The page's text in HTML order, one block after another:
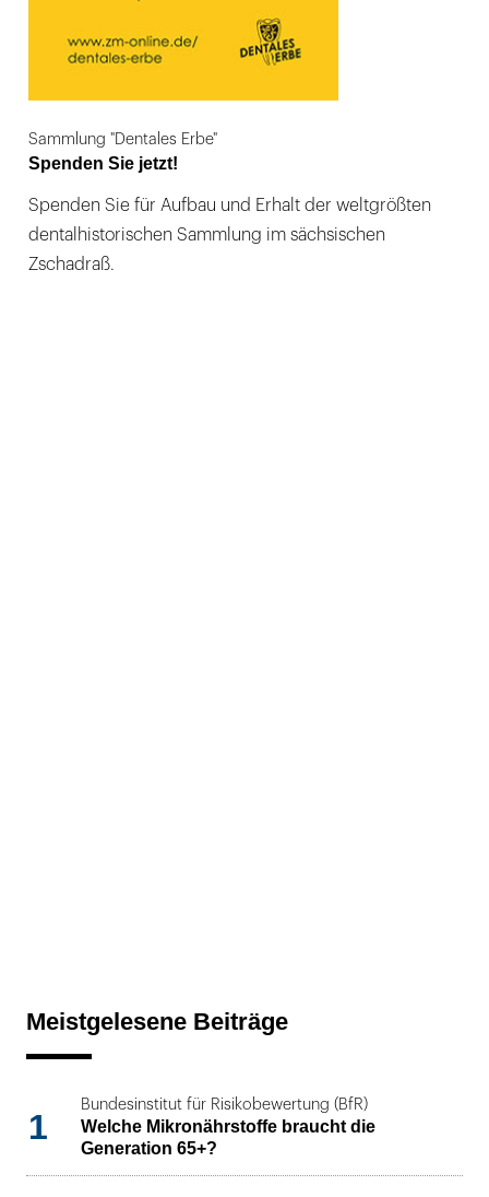
Sammlung "Dentales Erbe"
Spenden Sie jetzt!
Spenden Sie für Aufbau und Erhalt der weltgrößten
dentalhistorischen Sammlung im sächsischen
Zschadraß.
Meistgelesene Beiträge
1
Bundesinstitut für Risikobewertung (BfR)
Welche Mikronährstoffe braucht die
Generation 65+?